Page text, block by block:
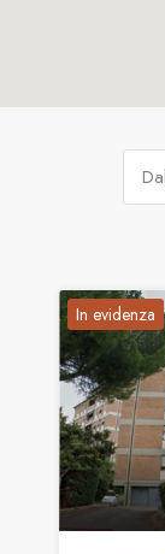
In evidenza